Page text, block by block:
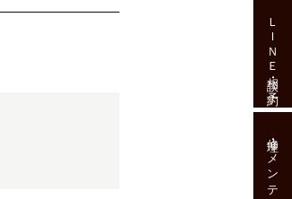
ＬＩＮＥ相談･予約
修理･メンテ